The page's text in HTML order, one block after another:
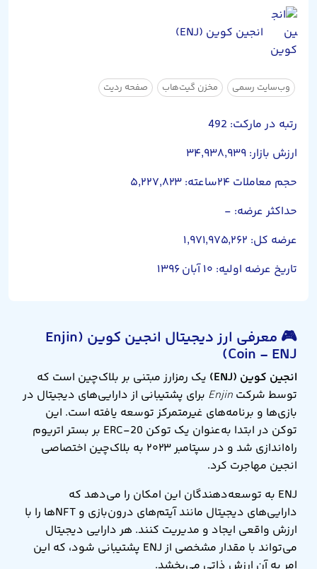
انجین کوین (ENJ)
وب‌سایت رسمی مخزن گیت‌هاب صفحه ردیت
رتبه در مارکت: 492
ارزش بازار: ۳۴,۹۳۸,۹۳۹
حجم معاملات ۲۴ساعته: ۵,۲۲۷,۸۲۳
حداکثر عرضه: -
عرضه کل: ۱,۹۷۱,۹۷۵,۲۶۲
تاریخ عرضه اولیه: ۱۰ آبان ۱۳۹۶
🎮 معرفی ارز دیجیتال انجین کوین (Enjin
Coin - ENJ)
انجین کوین (ENJ)
یک رمزارز مبتنی بر بلاک‌چین است که
توسط شرکت Enjin برای پشتیبانی از دارایی‌های دیجیتال در
بازی‌ها و برنامه‌های غیرمتمرکز توسعه یافته است. این
توکن در ابتدا به‌عنوان یک توکن ERC-20 بر بستر اتریوم
راه‌اندازی شد و در سپتامبر ۲۰۲۳ به بلاک‌چین اختصاصی
انجین مهاجرت کرد.
ENJ به توسعه‌دهندگان این امکان را می‌دهد که
دارایی‌های دیجیتال مانند آیتم‌های درون‌بازی و NFTها را با
ارزش واقعی ایجاد و مدیریت کنند. هر دارایی دیجیتال
می‌تواند با مقدار مشخصی از ENJ پشتیبانی شود، که این